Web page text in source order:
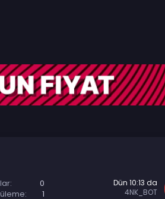
0
1
Dün 10:13 da
4NK_BOT